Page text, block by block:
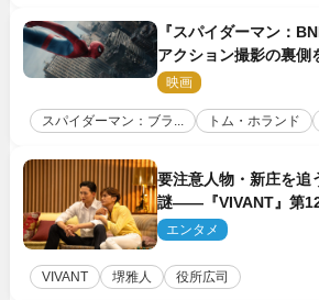
『スパイダーマン：
アクション撮影の裏側
映画
スパイダーマン：ブラ... トム・ホランド
要注意人物・新庄を追
謎――『VIVANT』第12
エンタメ
VIVANT 堺雅人 役所広司